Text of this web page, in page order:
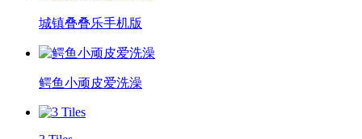
城镇叠叠乐手机版
鳄鱼小顽皮爱洗澡